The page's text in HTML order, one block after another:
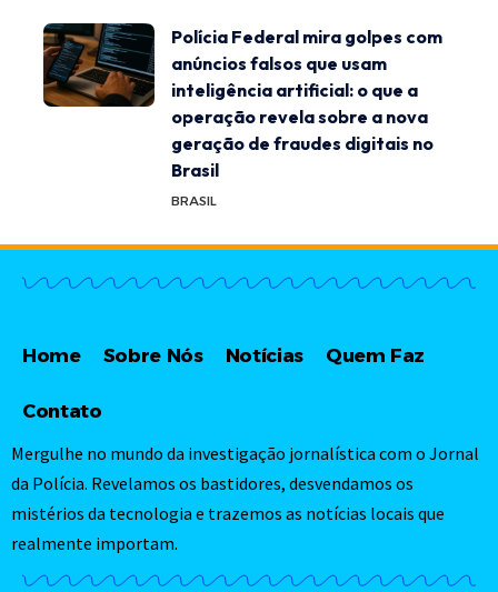
Polícia Federal mira golpes com
anúncios falsos que usam
inteligência artificial: o que a
operação revela sobre a nova
geração de fraudes digitais no
Brasil
BRASIL
Home Sobre Nós Notícias Quem Faz
Contato
Mergulhe no mundo da investigação jornalística com o Jornal
da Polícia. Revelamos os bastidores, desvendamos os
mistérios da tecnologia e trazemos as notícias locais que
realmente importam.